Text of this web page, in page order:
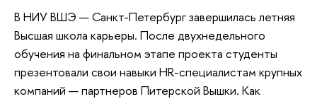
В НИУ ВШЭ — Санкт-Петербург завершилась летняя
Высшая школа карьеры. После двухнедельного
обучения на финальном этапе проекта студенты
презентовали свои навыки HR-специалистам крупных
компаний — партнеров Питерской Вышки. Как